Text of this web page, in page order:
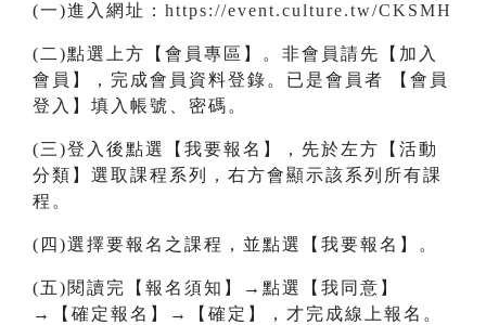
(一)進入網址： https://event.culture.tw/CKSMH
(二)點選上方【會員專區】。非會員請先【加入
會員】，完成會員資料登錄。已是會員者 【會員
登入】填入帳號、密碼。
(三)登入後點選【我要報名】，先於左方【活動
分類】選取課程系列，右方會顯示該系列所有課
程。
(四)選擇要報名之課程，並點選【我要報名】。
(五)閱讀完【報名須知】→點選【我同意】
→【確定報名】→【確定】，才完成線上報名。